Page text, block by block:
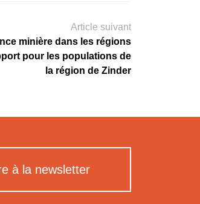
Article suivant
minière dans les régions
pour les populations de
la région de Zinder
à la newsletter